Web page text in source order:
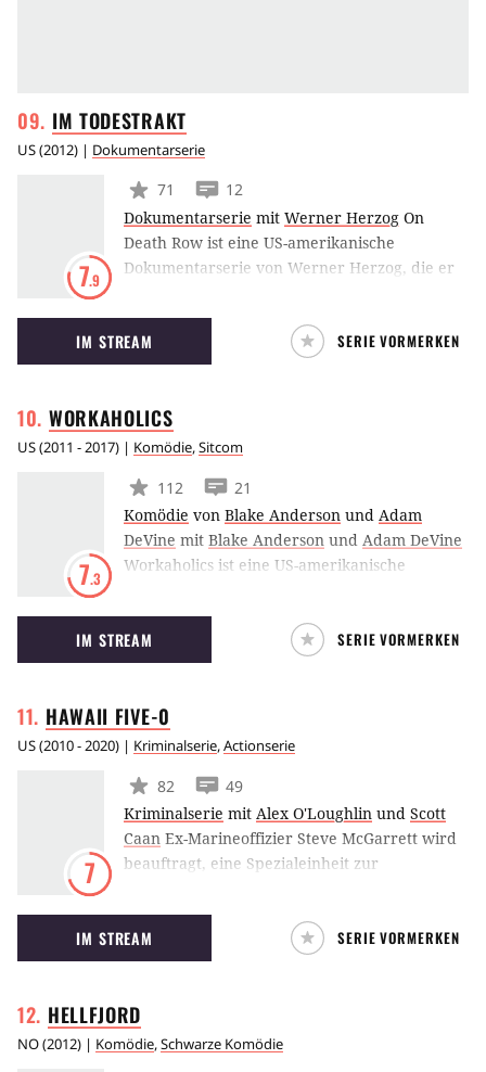
IM TODESTRAKT
US(2012) | Dokumentarserie
7.9
71
12
Dokumentarserie mit Werner Herzog On
Death Row ist eine US-amerikanische
Dokumentarserie von Werner Herzog, die er
the Abyss realisierte. Die einzelnen Episoden
bestehen aus Interviews mit Insassen des
Todestrakts in einem texanischen Gefängnis.
IM STREAM SERIE VORMERKEN
WORKAHOLICS
US(2011 - 2017) | Komödie,Sitcom
7.3
112
21
Komödie von Blake Anderson und Adam
DeVine mit Blake Anderson und Adam DeVine
Workaholics ist eine US-amerikanische
Freunde Blake, Adam und Anders. Gemeinsam
waren sie auf dem College und werden nun
mit dem Ernst des Lebens konfrontiert: Der
IM STREAM SERIE VORMERKEN
HAWAII FIVE-0
US(2010 - 2020) | Kriminalserie,Actionserie
7
82
49
Kriminalserie mit Alex O'Loughlin und Scott
Caan Ex-Marineoffizier Steve McGarrett wird
beauftragt, eine Spezialeinheit zur
leiten. Zu seinem Team gehören Ex-Polizist
Chin Ho Kelly, der wegen ungerechtfertigten
Bestechungsvorwürfen seinen damaligen Job
Polizistin Kona Kalakaua.
IM STREAM SERIE VORMERKEN
HELLFJORD
NO(2012) | Komödie,Schwarze Komödie